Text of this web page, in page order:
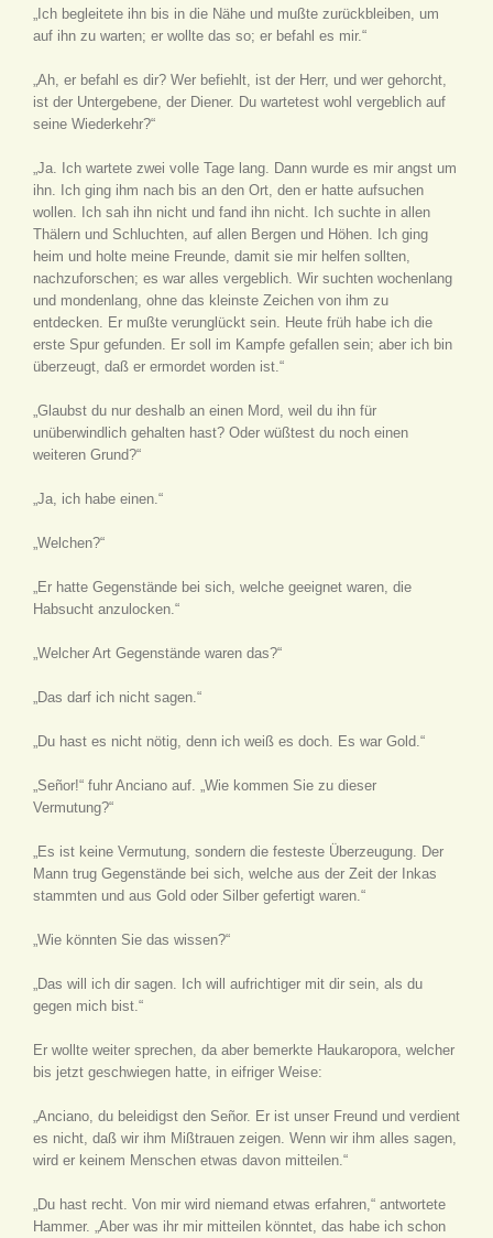
„Ich begleitete ihn bis in die Nähe und mußte zurückbleiben, um
auf ihn zu warten; er wollte das so; er befahl es mir.“
„Ah, er befahl es dir? Wer befiehlt, ist der Herr, und wer gehorcht,
ist der Untergebene, der Diener. Du wartetest wohl vergeblich auf
seine Wiederkehr?“
„Ja. Ich wartete zwei volle Tage lang. Dann wurde es mir angst um
ihn. Ich ging ihm nach bis an den Ort, den er hatte aufsuchen
wollen. Ich sah ihn nicht und fand ihn nicht. Ich suchte in allen
Thälern und Schluchten, auf allen Bergen und Höhen. Ich ging
heim und holte meine Freunde, damit sie mir helfen sollten,
nachzuforschen; es war alles vergeblich. Wir suchten wochenlang
und mondenlang, ohne das kleinste Zeichen von ihm zu
entdecken. Er mußte verunglückt sein. Heute früh habe ich die
erste Spur gefunden. Er soll im Kampfe gefallen sein; aber ich bin
überzeugt, daß er ermordet worden ist.“
„Glaubst du nur deshalb an einen Mord, weil du ihn für
unüberwindlich gehalten hast? Oder wüßtest du noch einen
weiteren Grund?“
„Ja, ich habe einen.“
„Welchen?“
„Er hatte Gegenstände bei sich, welche geeignet waren, die
Habsucht anzulocken.“
„Welcher Art Gegenstände waren das?“
„Das darf ich nicht sagen.“
„Du hast es nicht nötig, denn ich weiß es doch. Es war Gold.“
„Señor!“ fuhr Anciano auf. „Wie kommen Sie zu dieser
Vermutung?“
„Es ist keine Vermutung, sondern die festeste Überzeugung. Der
Mann trug Gegenstände bei sich, welche aus der Zeit der Inkas
stammten und aus Gold oder Silber gefertigt waren.“
„Wie könnten Sie das wissen?“
„Das will ich dir sagen. Ich will aufrichtiger mit dir sein, als du
gegen mich bist.“
Er wollte weiter sprechen, da aber bemerkte Haukaropora, welcher
bis jetzt geschwiegen hatte, in eifriger Weise:
„Anciano, du beleidigst den Señor. Er ist unser Freund und verdient
es nicht, daß wir ihm Mißtrauen zeigen. Wenn wir ihm alles sagen,
wird er keinem Menschen etwas davon mitteilen.“
„Du hast recht. Von mir wird niemand etwas erfahren,“ antwortete
Hammer. „Aber was ihr mir mitteilen könntet, das habe ich schon